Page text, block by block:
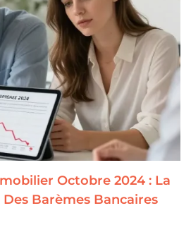
Octobre 2024 : La
Barèmes Bancaires